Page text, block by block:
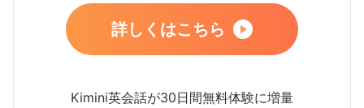
詳しくはこちら
Kimini英会話が30日間無料体験に増量